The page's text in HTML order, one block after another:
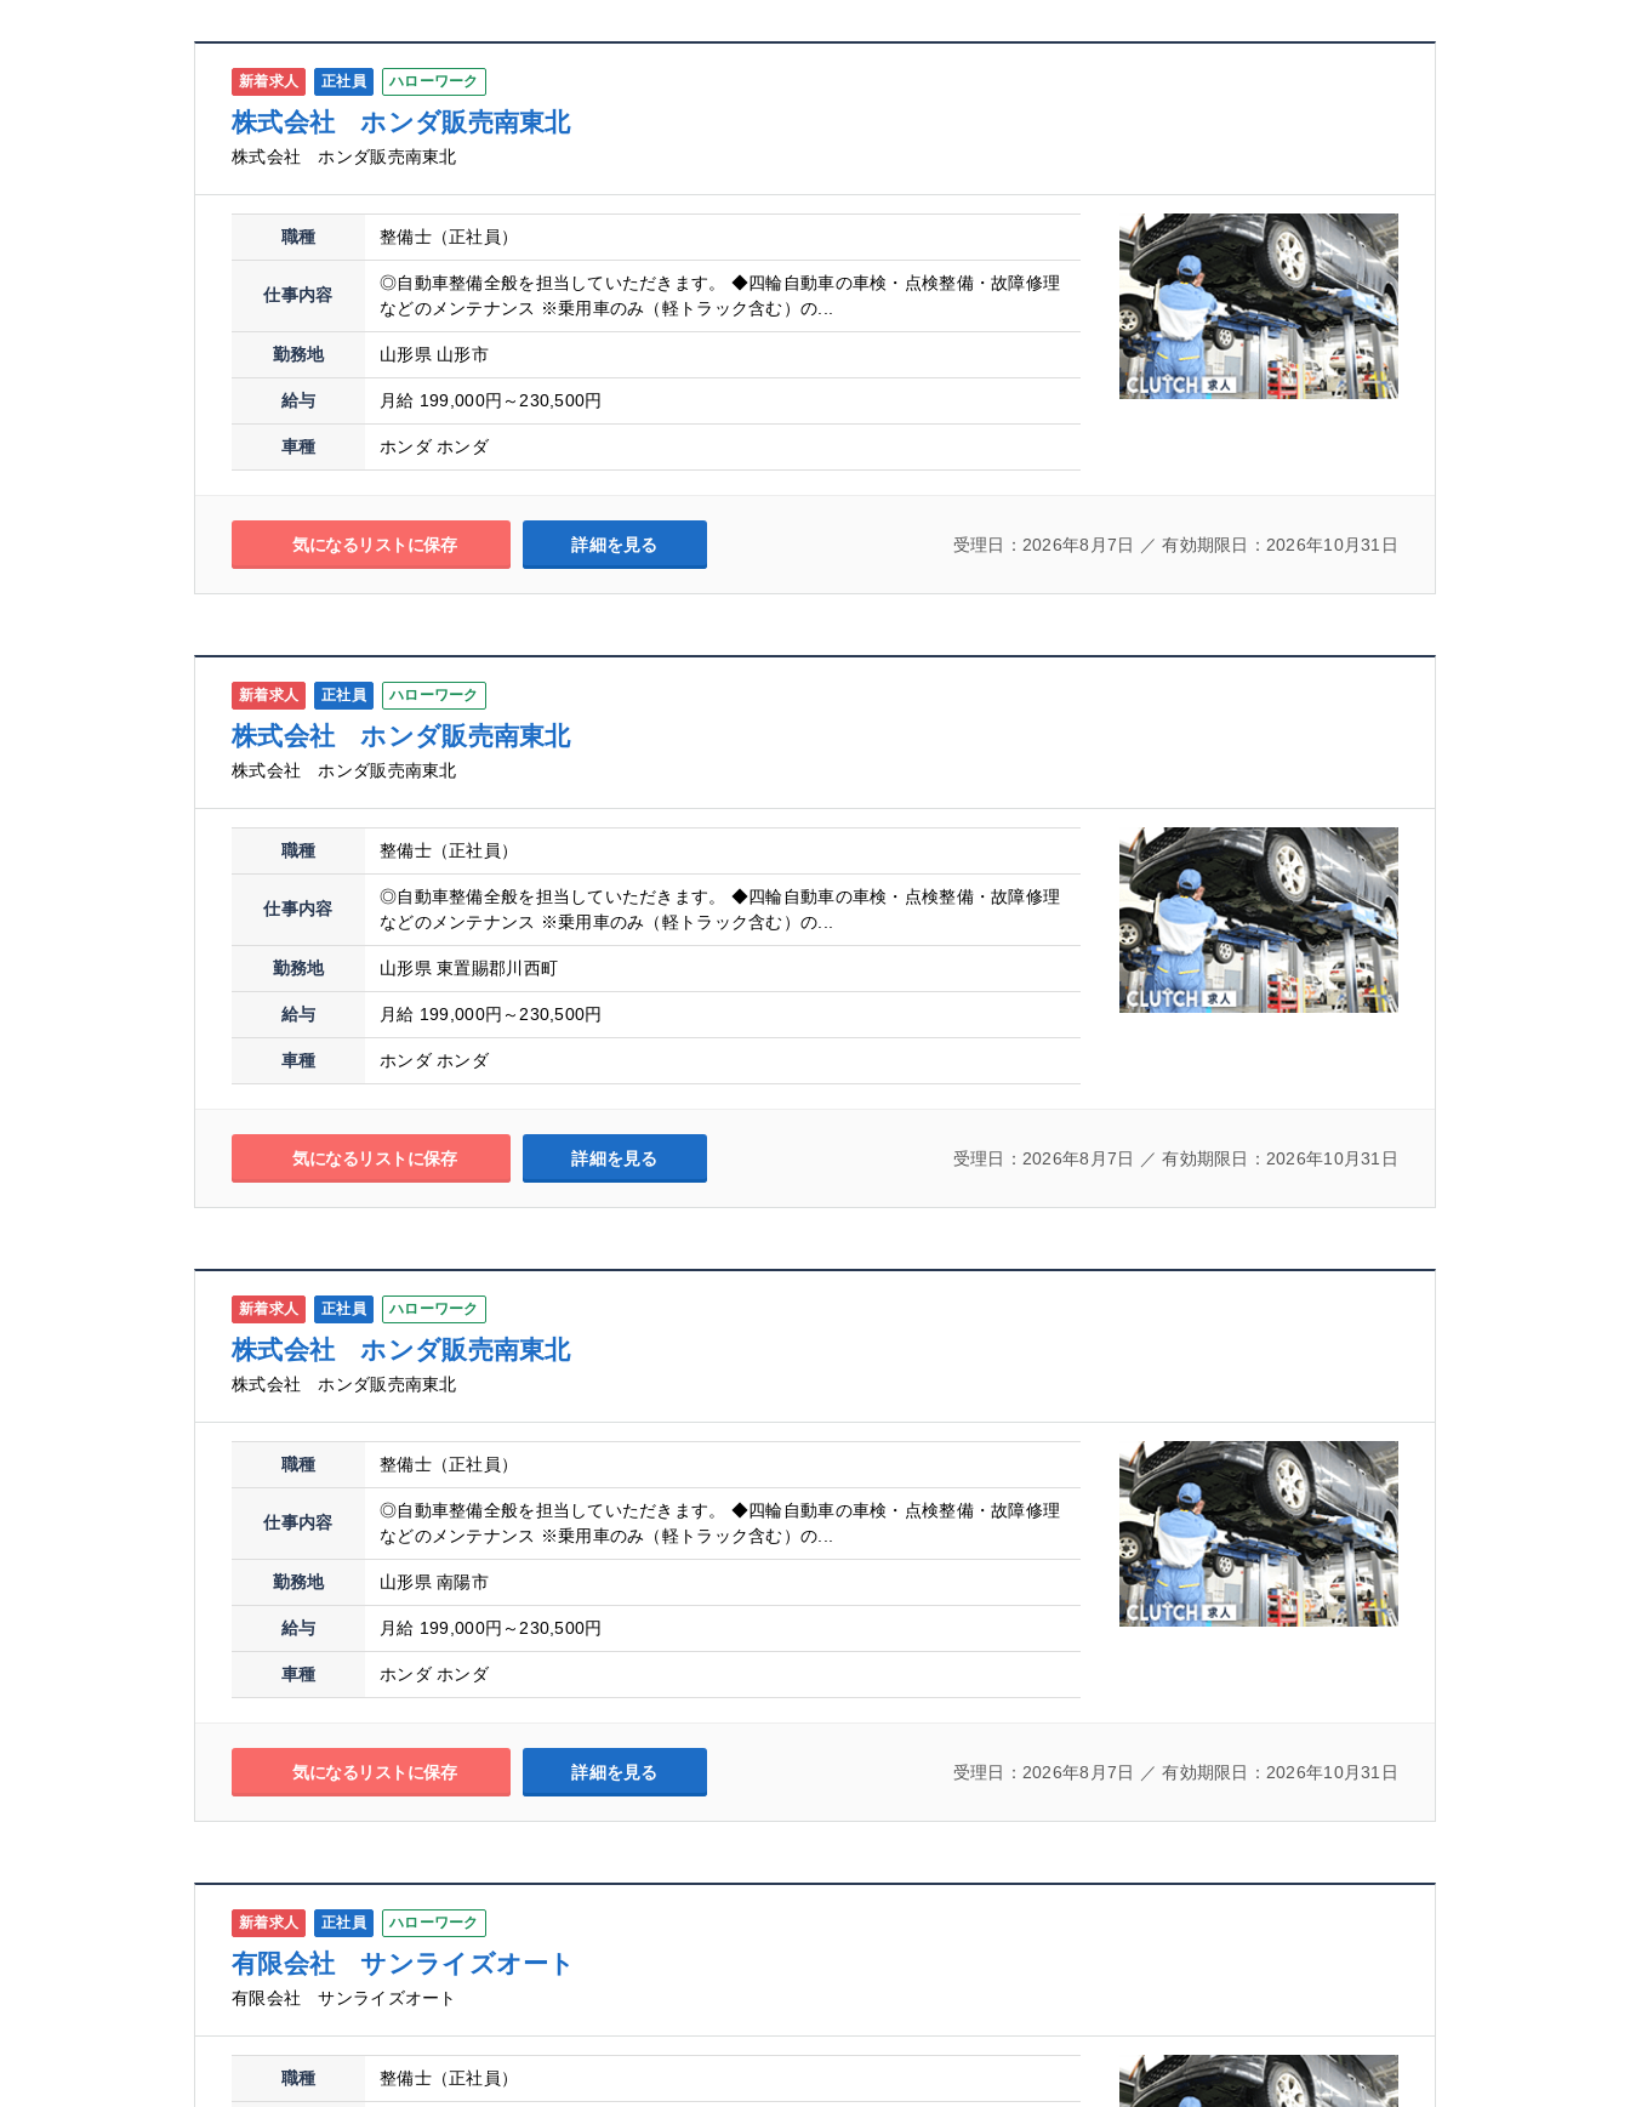
新着求人 正社員 ハローワーク
株式会社 ホンダ販売南東北
株式会社 ホンダ販売南東北
職種 整備士（正社員）
仕事内容
◎自動車整備全般を担当していただきます。 ◆四輪自動車の車検・点検整備・故障修理
などのメンテナンス ※乗用車のみ（軽トラック含む）の...
勤務地 山形県 山形市
給与 月給 199,000円～230,500円
車種 ホンダ ホンダ
受理日：2026年8月7日 ／ 有効期限日：2026年10月31日
詳細を見る
気になるリストに保存
新着求人 正社員 ハローワーク
株式会社 ホンダ販売南東北
株式会社 ホンダ販売南東北
職種 整備士（正社員）
仕事内容
◎自動車整備全般を担当していただきます。 ◆四輪自動車の車検・点検整備・故障修理
などのメンテナンス ※乗用車のみ（軽トラック含む）の...
勤務地 山形県 東置賜郡川西町
給与 月給 199,000円～230,500円
車種 ホンダ ホンダ
受理日：2026年8月7日 ／ 有効期限日：2026年10月31日
詳細を見る
気になるリストに保存
新着求人 正社員 ハローワーク
株式会社 ホンダ販売南東北
株式会社 ホンダ販売南東北
職種 整備士（正社員）
仕事内容
◎自動車整備全般を担当していただきます。 ◆四輪自動車の車検・点検整備・故障修理
などのメンテナンス ※乗用車のみ（軽トラック含む）の...
勤務地 山形県 南陽市
給与 月給 199,000円～230,500円
車種 ホンダ ホンダ
受理日：2026年8月7日 ／ 有効期限日：2026年10月31日
詳細を見る
気になるリストに保存
新着求人 正社員 ハローワーク
有限会社 サンライズオート
有限会社 サンライズオート
職種 整備士（正社員）